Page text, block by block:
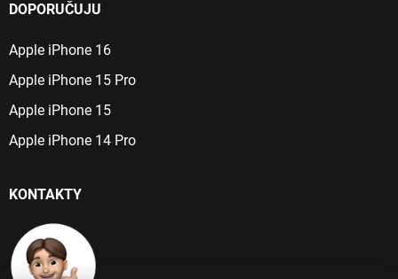
DOPORUČUJU
Apple iPhone 16
Apple iPhone 15 Pro
Apple iPhone 15
Apple iPhone 14 Pro
KONTAKTY